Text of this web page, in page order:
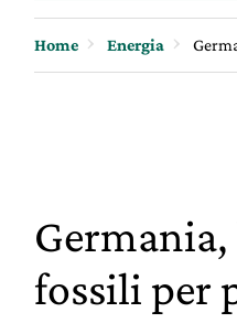
Home Energia
fossili per